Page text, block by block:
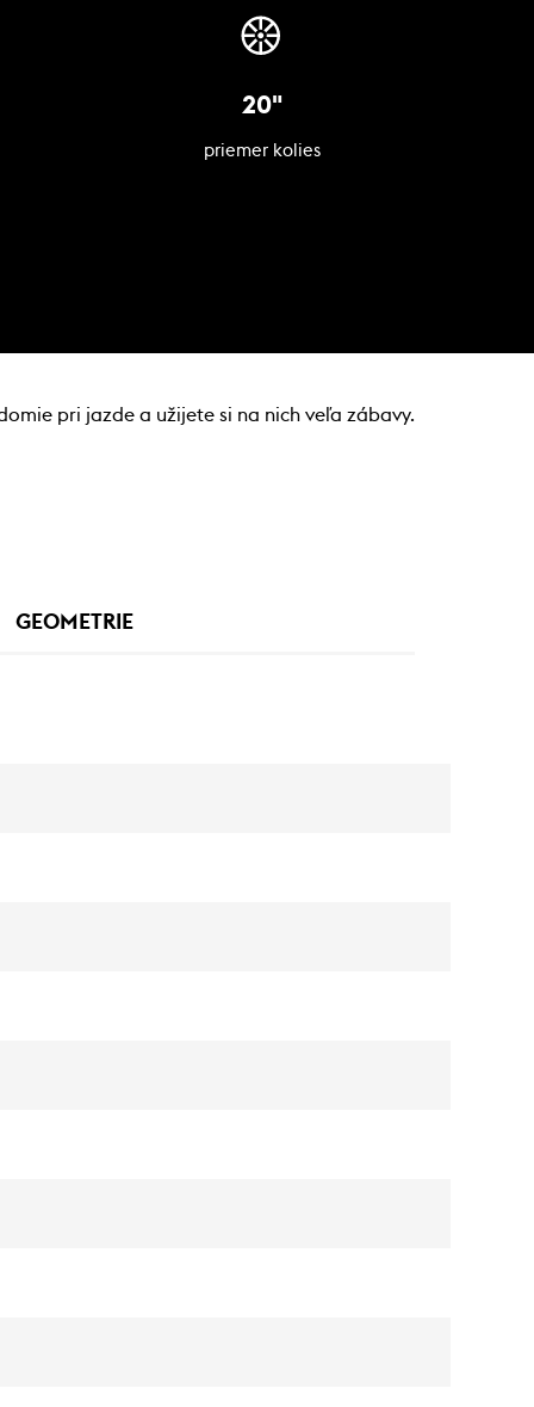
20"
priemer kolies
pri jazde a užijete si na nich veľa zábavy.
GEOMETRIE